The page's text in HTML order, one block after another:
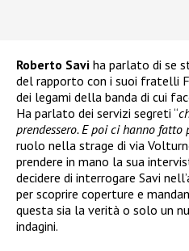
Roberto Savi ha parlato di se
del rapporto con i suoi fratelli
dei legami della banda di cui
Ha parlato dei servizi segreti “
prendessero. E poi ci hanno fatto
ruolo nella strage di via
prendere in mano la sua
decidere di interrogare Savi
per scoprire coperture e
questa sia la verità o solo un
indagini.